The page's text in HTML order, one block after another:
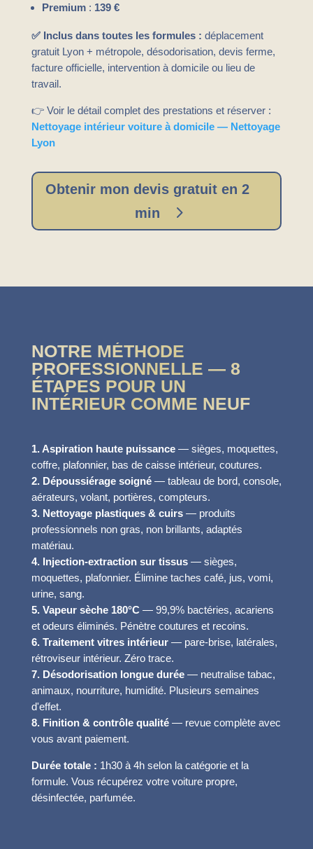
Premium: 139 €
✅ Inclus dans toutes les formules : déplacement
gratuit Lyon + métropole, désodorisation, devis ferme,
facture officielle, intervention à domicile ou lieu de
travail.
👉 Voir le détail complet des prestations et réserver :
Nettoyage intérieur voiture à domicile — Nettoyage
Lyon
Obtenir mon devis gratuit en 2
min
NOTRE MÉTHODE
PROFESSIONNELLE — 8
ÉTAPES POUR UN
INTÉRIEUR COMME NEUF
1. Aspiration haute puissance— sièges, moquettes,
coffre, plafonnier, bas de caisse intérieur, coutures.
2. Dépoussiérage soigné— tableau de bord, console,
aérateurs, volant, portières, compteurs.
3. Nettoyage plastiques & cuirs— produits
professionnels non gras, non brillants, adaptés
matériau.
4. Injection-extraction sur tissus— sièges,
moquettes, plafonnier. Élimine taches café, jus, vomi,
urine, sang.
5. Vapeur sèche 180°C— 99,9% bactéries, acariens
et odeurs éliminés. Pénètre coutures et recoins.
6. Traitement vitres intérieur— pare-brise, latérales,
rétroviseur intérieur. Zéro trace.
7. Désodorisation longue durée— neutralise tabac,
animaux, nourriture, humidité. Plusieurs semaines
d'effet.
8. Finition & contrôle qualité— revue complète avec
vous avant paiement.
Durée totale : 1h30 à 4h selon la catégorie et la
formule. Vous récupérez votre voiture propre,
désinfectée, parfumée.